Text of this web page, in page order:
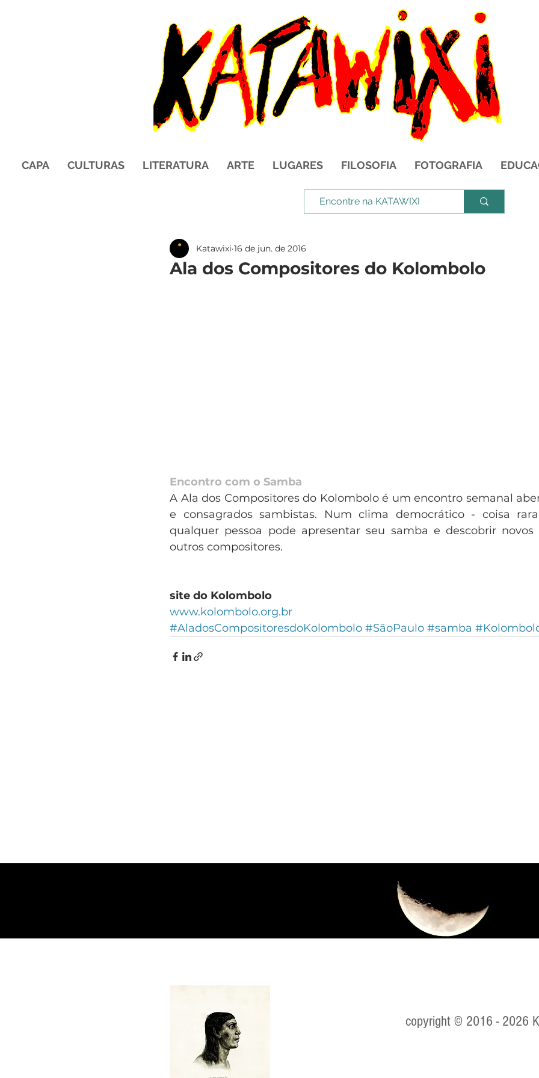
CAPA CULTURAS LITERATURA ARTE LUGARES FILOSOFIA FOTOGRAFIA
Ala dos Compositores do Kolombolo
Katawixi 16 de jun. de 2016
Encontro com o Samba
A Ala dos Compositores do Kolombolo é um encontro semanal
e consagrados sambistas. Num clima democrático - coisa
qualquer pessoa pode apresentar seu samba e descobrir
outros compositores.
site do Kolombolo
www.kolombolo.org.br
#AladosCompositoresdoKolombolo #SãoPaulo #samba
de Gabriel Villela
copyright © 2016 - 2026